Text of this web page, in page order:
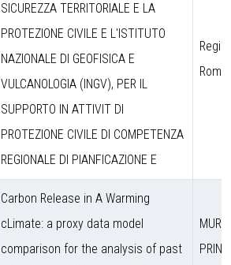
SICUREZZA TERRITORIALE E LA
PROTEZIONE CIVILE E L'ISTITUTO
NAZIONALE DI GEOFISICA E
VULCANOLOGIA (INGV), PER IL
SUPPORTO IN ATTIVIT DI
PROTEZIONE CIVILE DI COMPETENZA
REGIONALE DI PIANFICAZIONE E
Carbon Release in A Warming
cLimate: a proxy data model
comparison for the analysis of past
MUR
PRIN)